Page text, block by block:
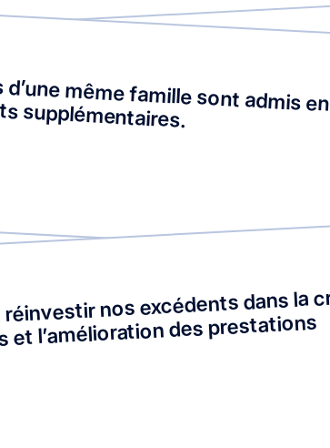
même famille sont admis
supplémentaires.
nos excédents dans la
l’amélioration des prestations